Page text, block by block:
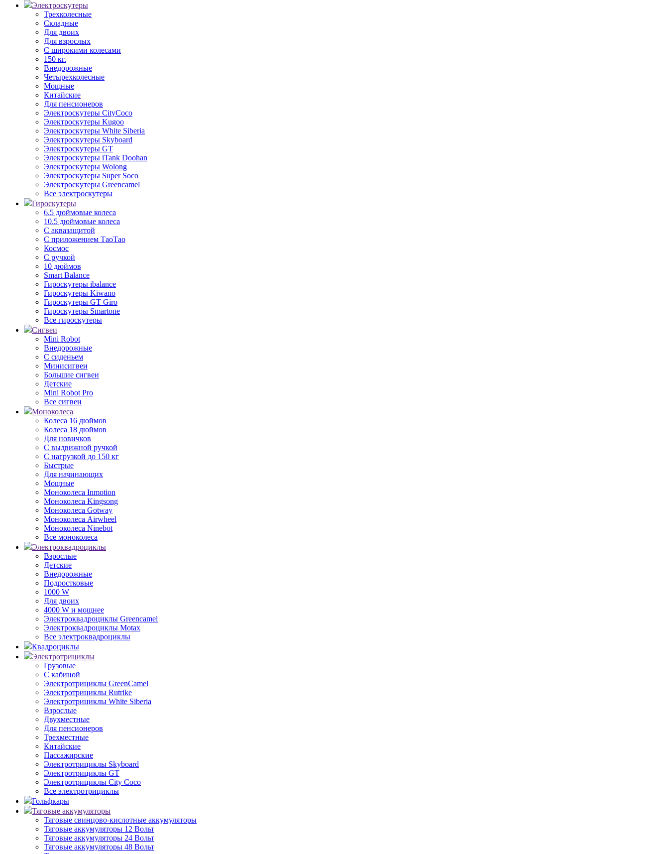
Электроскутеры
Трехколесные
Складные
Для двоих
Для взрослых
С широкими колесами
150 кг.
Внедорожные
Четырехколесные
Мощные
Китайские
Для пенсионеров
Электроскутеры CityCoco
Электроскутеры Kugoo
Электроскутеры White Siberia
Электроскутеры Skyboard
Электроскутеры GT
Электроскутеры iTank Doohan
Электроскутеры Wolong
Электроскутеры Super Soco
Электроскутеры Greencamel
Все электроскутеры
Гироскутеры
6.5 дюймовые колеса
10.5 дюймовые колеса
С аквазащитой
С приложением ТаоТао
Космос
С ручкой
10 дюймов
Smart Balance
Гироскутеры ibalance
Гироскутеры Kiwano
Гироскутеры GT Giro
Гироскутеры Smartone
Все гироскутеры
Сигвеи
Mini Robot
Внедорожные
С сиденьем
Минисигвеи
Большие сигвеи
Детские
Mini Robot Pro
Все сигвеи
Моноколеса
Колеса 16 дюймов
Колеса 18 дюймов
Для новичков
С выдвижной ручкой
С нагрузкой до 150 кг
Быстрые
Для начинающих
Мощные
Моноколеса Inmotion
Моноколеса Kingsong
Моноколеса Gotway
Моноколеса Airwheel
Моноколеса Ninebot
Все моноколеса
Электроквадроциклы
Взрослые
Детские
Внедорожные
Подростковые
1000 W
Для двоих
4000 W и мощнее
Электроквадроциклы Greencamel
Электроквадроциклы Motax
Все электроквадроциклы
Квадроциклы
Электротрициклы
Грузовые
С кабиной
Электротрициклы GreenCamel
Электротрициклы Rutrike
Электротрициклы White Siberia
Взрослые
Двухместные
Для пенсионеров
Трехместные
Китайские
Пассажирские
Электротрициклы Skyboard
Электротрициклы GT
Электротрициклы City Coco
Все электротрициклы
Гольфкары
Тяговые аккумуляторы
Тяговые свинцово-кислотные аккумуляторы
Тяговые аккумуляторы 12 Вольт
Тяговые аккумуляторы 24 Вольт
Тяговые аккумуляторы 48 Вольт